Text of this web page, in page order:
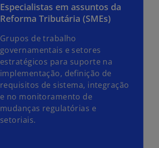
Especialistas em assuntos da
Reforma Tributária (SMEs)
Grupos de trabalho
governamentais e setores
estratégicos para suporte na
implementação, definição de
requisitos de sistema, integração
e no monitoramento de
mudanças regulatórias e
setoriais.